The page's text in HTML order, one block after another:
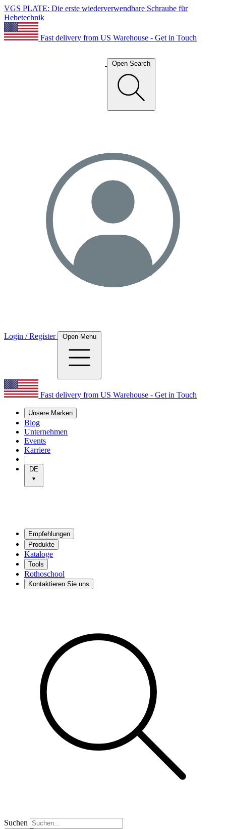
VGS PLATE: Die erste wiederverwendbare Schraube für
Hebetechnik
Fast delivery from US Warehouse - Get in Touch
Open Search
Login / Register Open Menu
Fast delivery from US Warehouse - Get in Touch
Unsere Marken
Blog
Unternehmen
Events
Karriere
|
DE
Empfehlungen
Produkte
Kataloge
Tools
Rothoschool
Kontaktieren Sie uns
Suchen